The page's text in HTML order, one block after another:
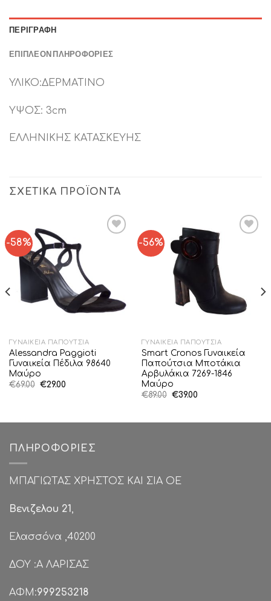
ΠΕΡΙΓΡΑΦΉ
ΕΠΙΠΛΈΟΝ ΠΛΗΡΟΦΟΡΊΕΣ
ΥΛΙΚΟ:ΔΕΡΜΑΤΙΝΟ
ΥΨΟΣ: 3cm
ΕΛΛΗΝΙΚΗΣ ΚΑΤΑΣΚΕΥΗΣ
ΣΧΕΤΙΚΆ ΠΡΟΪΌΝΤΑ
-58%
ΓΥΝΑΙΚΕΊΑ ΠΑΠΟΎΤΣΙΑ
Alessandra Paggioti
Γυναικεία Πέδιλα 98640
Μαύρο
€69.00 Original
€29.00Η
-56%
ΓΥΝΑΙΚΕΊΑ ΠΑΠΟΎΤΣΙΑ
Smart Cronos Γυναικεία
Παπούτσια Μποτάκια
Αρβυλάκια 7269-1846
Μαύρο
€89.00 Original
€39.00Η
ΠΛΗΡΟΦΟΡΊΕΣ
ΜΠΑΓΙΩΤΑΣ ΧΡΗΣΤΟΣ ΚΑΙ ΣΙΑ ΟΕ
Βενιζελου 21,
Ελασσόνα ,40200
ΔΟΥ :Α ΛΑΡΙΣΑΣ
ΑΦΜ:999253218